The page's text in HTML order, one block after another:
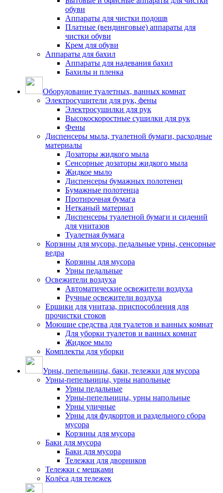
обуви
Аппараты для чистки подошв
Платные (вендинговые) аппараты для
чистки обуви
Крем для обуви
Аппараты для бахил
Аппараты для надевания бахил
Бахилы и пленка
Оборудование туалетных, ванных комнат
Электросушители для рук, фены
Электросушилки для рук
Высокоскоростные сушилки для рук
Фены
Диспенсеры мыла, туалетной бумаги, расходные
материалы
Дозаторы жидкого мыла
Сенсорные дозаторы жидкого мыла
Жидкое мыло
Диспенсеры бумажных полотенец
Бумажные полотенца
Протирочная бумага
Нетканый материал
Диспенсеры туалетной бумаги и сидений
для унитазов
Туалетная бумага
Корзины для мусора, педальные урны, сенсорные
ведра
Корзины для мусора
Урны педальные
Освежители воздуха
Автоматические освежители воздуха
Ручные освежители воздуха
Ершики для унитаза, приспособления для
прочистки стоков
Моющие средства для туалетов и ванных комнат
Для уборки туалетов и ванных комнат
Жидкое мыло
Комплекты для уборки
Урны, пепельницы, баки, тележки для мусора
Урны-пепельницы, урны напольные
Урны педальные
Урны-пепельницы, урны напольные
Урны уличные
Урны для фудкортов и раздельного сбора
мусора
Корзины для мусора
Баки для мусора
Баки для мусора
Тележки для дворников
Тележки с мешками
Колёса для тележек